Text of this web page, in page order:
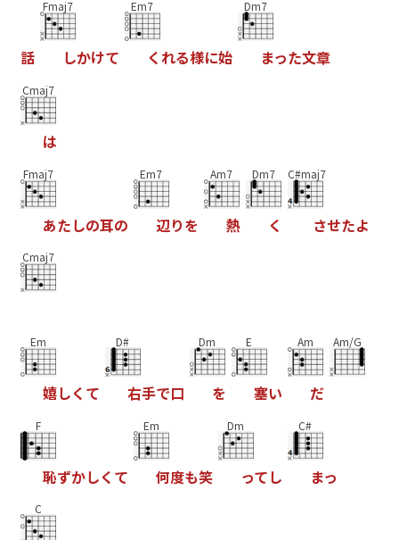
話
Fmaj7
しかけて
Em7
く れる様に始
Dm7
まった文章
Cmaj7
は
Fmaj7
あたしの耳の
Em7
辺りを
Am7
熱
Dm7
く
C#maj7
させたよ
Cmaj7
Em
嬉しく て
D#
右手で口
Dm
を
E
塞い
Am
だ
Am/G
F
恥ずかしく て
Em
何度も笑
Dm
ってし
C#
まっ
C